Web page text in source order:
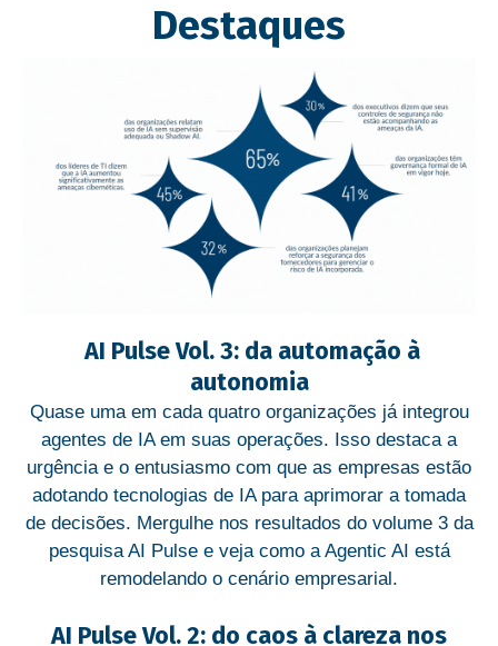
Destaques
AI Pulse Vol. 3: da automação à
autonomia
Quase uma em cada quatro organizações já integrou
agentes de IA em suas operações. Isso destaca a
urgência e o entusiasmo com que as empresas estão
adotando tecnologias de IA para aprimorar a tomada
de decisões. Mergulhe nos resultados do volume 3 da
pesquisa AI Pulse e veja como a Agentic AI está
remodelando o cenário empresarial.
AI Pulse Vol. 2: do caos à clareza nos